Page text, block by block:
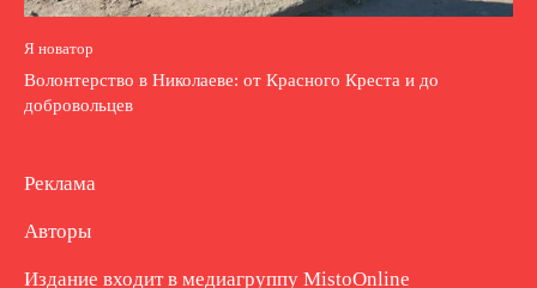
Я новатор
Волонтерство в Николаеве: от Красного Креста и до
добровольцев
Реклама
Авторы
Издание входит в медиагруппу MistoOnline